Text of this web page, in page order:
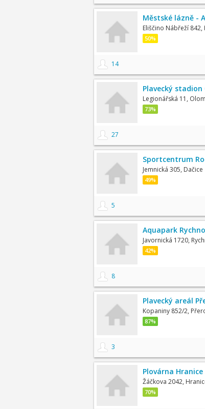
Městské lázně -
Eliščino Nábřeží
50%
14
Plavecký
Legionářská 11,
73%
27
Sportcentrum
Jemnická 305, Dačice
49%
5
Aquapark
Javornická 1720,
42%
8
Plavecký areál
Kopaniny 852/2,
87%
3
Plovárna Hranice
Žáčkova 2042,
70%